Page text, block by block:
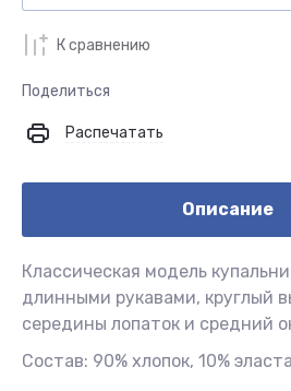
К сравнению
Поделиться
Распечатать
Описание
Классическая модель
длинными рукавами, круглый
середины лопаток и средний
Состав: 90% хлопок, 10%